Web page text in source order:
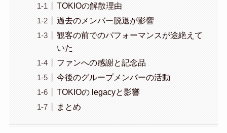
TOKIOの解散理由
過去のメンバー脱退が影響
観客の前でのパフォーマンスが途絶えて
いた
ファンへの感謝と記念品
今後のグループメンバーの活動
TOKIOの legacyと影響
まとめ